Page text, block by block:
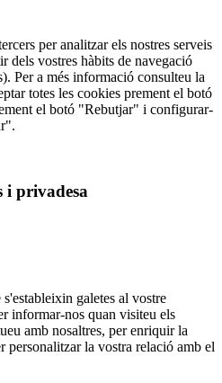
per analitzar els nostres serveis
dels vostres hàbits de navegació
Per a més informació consulteu la
totes les cookies prement el botó
el botó "Rebutjar" i configurar-
i privadesa
galetes al vostre
informar-nos quan visiteu els
amb nosaltres, per enriquir la
personalitzar la vostra relació amb el